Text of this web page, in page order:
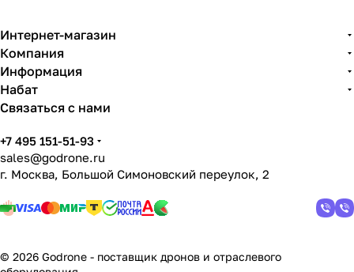
Интернет-магазин
Компания
Информация
Набат
Связаться с нами
+7 495 151-51-93
sales@godrone.ru
г. Москва, Большой Симоновский переулок, 2
© 2026 Godrone - поставщик дронов и отраслевого